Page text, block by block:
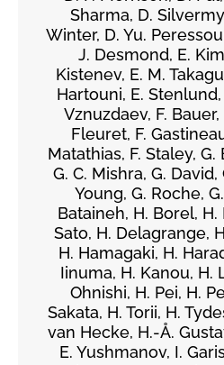
Sharma, D.
Winter, D. Yu.
J. Desmond, E.
Kistenev, E. M.
Hartouni, E. Stenlund,
Vznuzdaev, F. Bauer,
Fleuret, F.
Matathias, F. Staley, G.
G. C. Mishra, G. David,
Young, G. Roche,
Bataineh, H. Borel, H.
Sato, H. Delagrange,
H. Hamagaki, H.
Iinuma, H. Kanou, H.
Ohnishi, H. Pei, H.
Sakata, H. Torii, H.
van Hecke, H.-Å.
E. Yushmanov, I.